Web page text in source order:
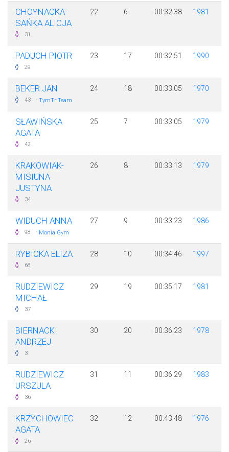
CHOYNACKA-
SAŃKA ALICJA
31
22 6 00:32:38 1981
PADUCH PIOTR
29
23 17 00:32:51 1990
BEKER JAN
43 · TymTriTeam
24 18 00:33:05 1970
SŁAWIŃSKA
AGATA
42
25 7 00:33:05 1979
KRAKOWIAK-
MISIUNA
JUSTYNA
34
26 8 00:33:13 1979
WIDUCH ANNA
98 · Monia Gym
27 9 00:33:23 1986
RYBICKA ELIZA
68
28 10 00:34:46 1997
RUDZIEWICZ
MICHAŁ
37
29 19 00:35:17 1981
BIERNACKI
ANDRZEJ
3
30 20 00:36:23 1978
RUDZIEWICZ
URSZULA
36
31 11 00:36:29 1983
KRZYCHOWIEC
AGATA
26
32 12 00:43:48 1976